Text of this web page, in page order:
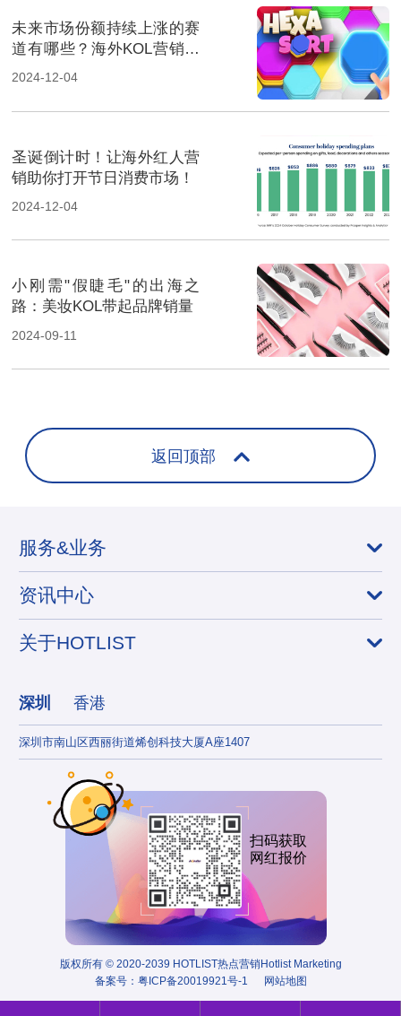
未来市场份额持续上涨的赛
道有哪些？海外KOL营销榜
上有名
2024-12-04
圣诞倒计时！让海外红人营
销助你打开节日消费市场！
2024-12-04
小刚需"假睫毛"的出海之
路：美妆KOL带起品牌销量
2024-09-11
返回顶部
服务&业务
资讯中心
关于HOTLIST
深圳 香港
深圳市南山区西丽街道烯创科技大厦A座1407
扫码获取
网红报价
版权所有 © 2020-2039 HOTLIST热点营销Hotlist Marketing
备案号： 粤ICP备20019921号-1 网站地图